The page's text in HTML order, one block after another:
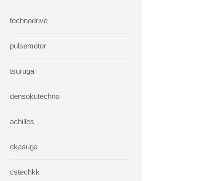
technodrive
pulsemotor
tsuruga
densokutechno
achilles
ekasuga
cstechkk